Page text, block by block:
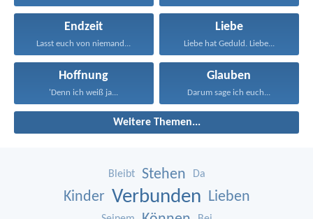
Endzeit
Lasst euch von niemand...
Liebe
Liebe hat Geduld. Liebe...
Hoffnung
'Denn ich weiß ja...
Glauben
Darum sage ich euch...
Weitere Themen...
Bleibt Stehen Da
Kinder Verbunden Lieben